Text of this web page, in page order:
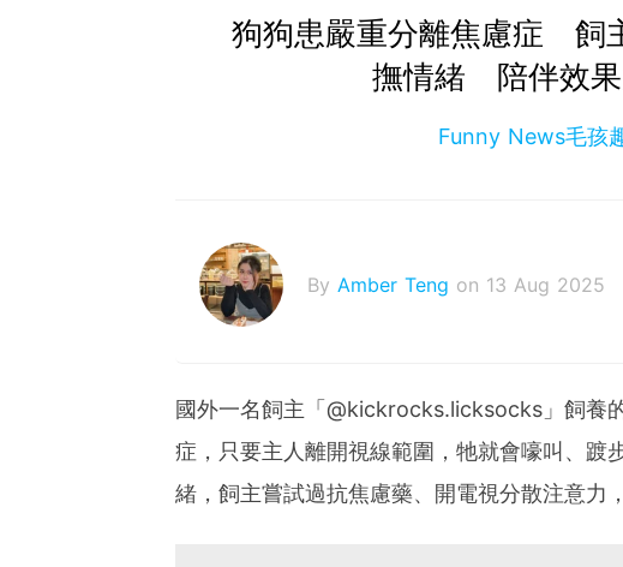
狗狗患嚴重分離焦慮症 飼
撫情緒 陪伴效果
Funny News毛孩
By Amber Teng on 13 Aug 2025
國外一名飼主「@kickrocks.licksocks」飼養
症，只要主人離開視線範圍，牠就會嚎叫、踱
緒，飼主嘗試過抗焦慮藥、開電視分散注意力